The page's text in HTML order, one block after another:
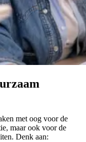
met oog voor de
maar ook voor de
Denk aan: